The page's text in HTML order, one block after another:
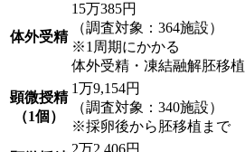
体外受精
15万385円
（調査対象：364施設）
※1周期にかかる
体外受精・凍結融解胚移植
顕微授精
（1個）
1万9,154円
（調査対象：340施設）
※採卵後から胚移植まで